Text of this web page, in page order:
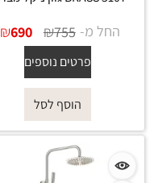
החל מ- ₪755
₪690
פרטים נוספים
הוסף לסל